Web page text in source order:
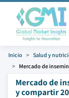
Inicio Salud y
Mercado de
Mercado de
y compartir